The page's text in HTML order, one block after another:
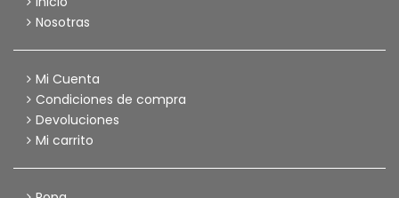
Nosotras
Mi Cuenta
Condiciones de compra
Devoluciones
Mi carrito